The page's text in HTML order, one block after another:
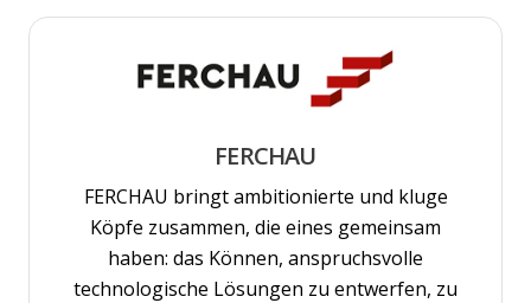
FERCHAU
FERCHAU bringt ambitionierte und kluge
Köpfe zusammen, die eines gemeinsam
haben: das Können, anspruchsvolle
technologische Lösungen zu entwerfen, zu